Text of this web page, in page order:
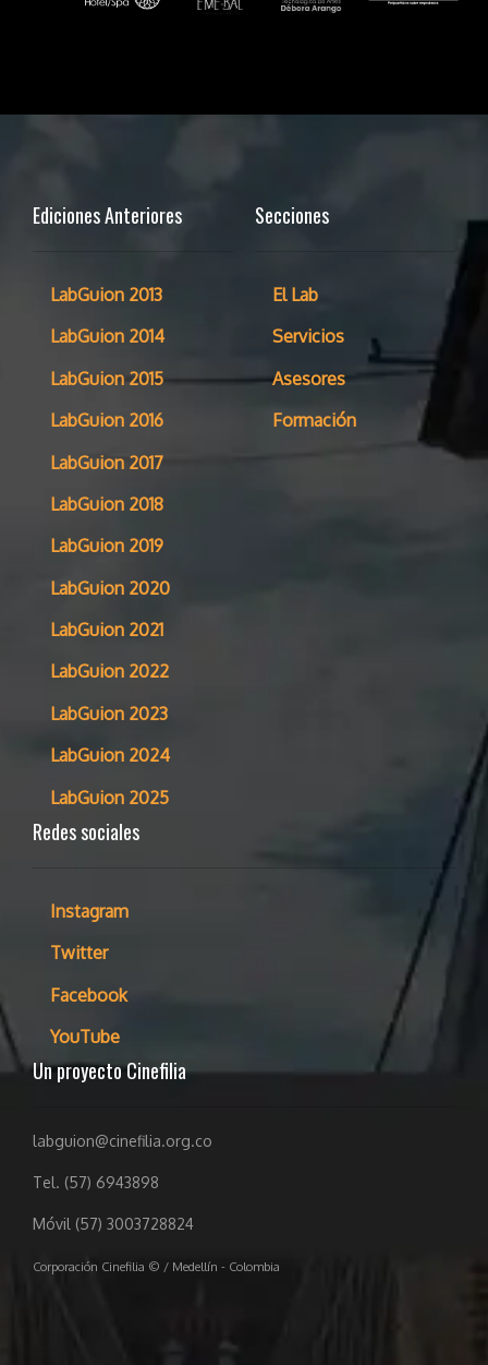
Ediciones Anteriores
LabGuion 2013
LabGuion 2014
LabGuion 2015
LabGuion 2016
LabGuion 2017
LabGuion 2018
LabGuion 2019
LabGuion 2020
LabGuion 2021
LabGuion 2022
LabGuion 2023
LabGuion 2024
LabGuion 2025
Secciones
El Lab
Servicios
Asesores
Formación
Redes sociales
Instagram
Twitter
Facebook
YouTube
Un proyecto Cinefilia
labguion@cinefilia.org.co
Tel. (57) 6943898
Móvil (57) 3003728824
Corporación Cinefilia © / Medellín - Colombia